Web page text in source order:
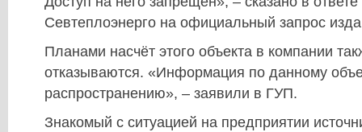
Севтеплоэнерго на официальный запрос
Планами насчёт этого объекта в компании
отказываются. «Информация по данному
распространению», – заявили в ГУП.
Знакомый с ситуацией на предприятии